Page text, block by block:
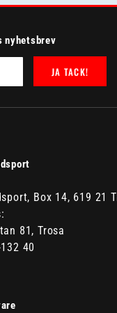
nyhetsbrev
JA TACK!
Box 14, 619 21
81, Trosa
40